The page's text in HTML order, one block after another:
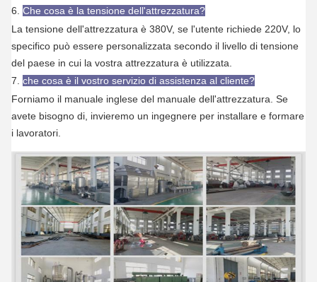
6. Che cosa è la tensione dell'attrezzatura?
La tensione dell'attrezzatura è 380V, se l'utente richiede 220V, lo
specifico può essere personalizzata secondo il livello di tensione
del paese in cui la vostra attrezzatura è utilizzata.
7. che cosa è il vostro servizio di assistenza al cliente?
Forniamo il manuale inglese del manuale dell'attrezzatura. Se
avete bisogno di, invieremo un ingegnere per installare e formare
i lavoratori.